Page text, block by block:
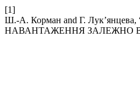
[1]
Ш.-А. Корман and Г.
НАВАНТАЖЕННЯ ЗАЛЕЖНО